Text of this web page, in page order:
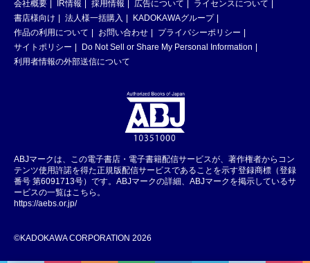
会社概要 IR情報 採用情報 広告について
ライセンスについて
書店様向け
法人様一括購入
KADOKAWAグループ
作品の利用について
お問い合わせ
プライバシーポリシー
サイトポリシー
Do Not Sell or Share My Personal Information
利用者情報の外部送信について
ABJマークは、この電子書店・電子書籍配信サービスが、著作権者からコン
テンツ使用許諾を得た正規版配信サービスであることを示す登録商標（登録
番号 第6091713号）です。ABJマークの詳細、ABJマークを掲示しているサ
ービスの一覧はこちら。
https://aebs.or.jp/
©KADOKAWA CORPORATION 2026